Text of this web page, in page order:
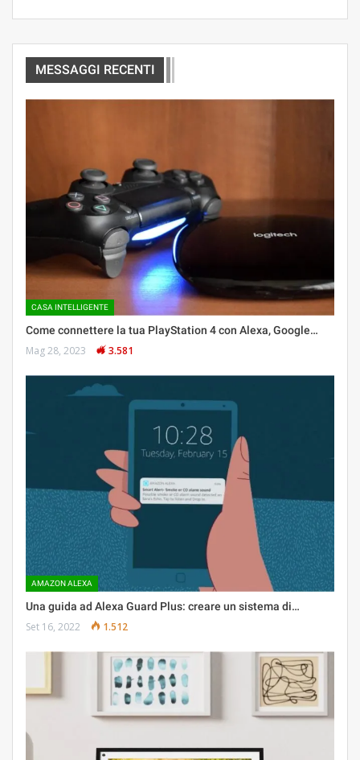
MESSAGGI RECENTI
CASA INTELLIGENTE
Come connettere la tua PlayStation 4 con Alexa, Google…
Mag 28, 2023 3.581
AMAZON ALEXA
Una guida ad Alexa Guard Plus: creare un sistema di…
Set 16, 2022 1.512